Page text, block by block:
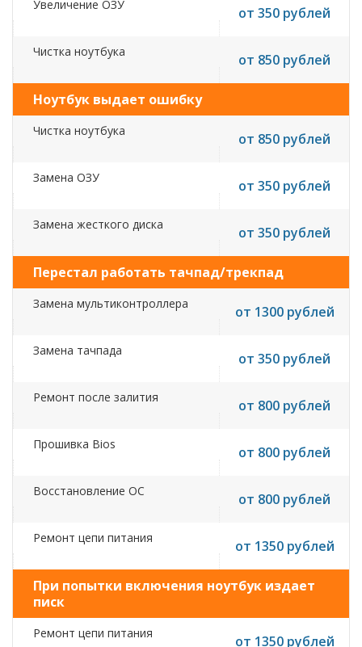
Увеличение ОЗУ от 350 рублей
Чистка ноутбука от 850 рублей
Ноутбук выдает ошибку
Чистка ноутбука от 850 рублей
Замена ОЗУ от 350 рублей
Замена жесткого диска от 350 рублей
Перестал работать тачпад/трекпад
Замена мультиконтроллера от 1300 рублей
Замена тачпада от 350 рублей
Ремонт после залития от 800 рублей
Прошивка Bios от 800 рублей
Восстановление ОС от 800 рублей
Ремонт цепи питания от 1350 рублей
При попытки включения ноутбук издает
писк
Ремонт цепи питания от 1350 рублей